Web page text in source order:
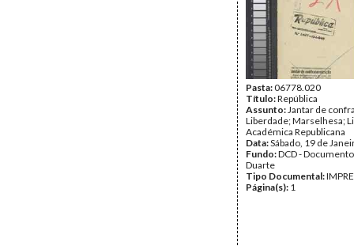
Pasta:06778.020
Título:República
Assunto:Jantar de
Liberdade; Marselhesa;
Académica Republicana
Data:Sábado, 19 de
Fundo:DCD -
Duarte
Tipo Documental:
Página(s): 1